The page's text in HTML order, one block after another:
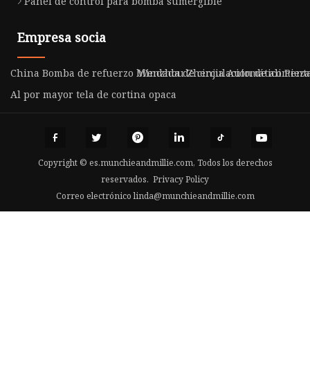
Empresa socia
China Bomba de refuerzo blindada de circulación de
Wenzhou Zhenjia Automático
Al por mayor tela de cortina opaca
Copyright © es.munchieandmillie.com, Todos los derechos
reservados. Privacy Policy
Correo electrónicolinda@munchieandmillie.com